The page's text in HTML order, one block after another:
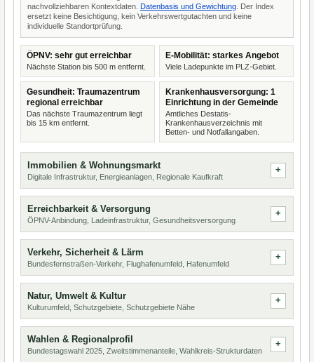
nachvollziehbaren Kontextdaten. Datenbasis und Gewichtung . Der Index
ersetzt keine Besichtigung, kein Verkehrswertgutachten und keine
individuelle Standortprüfung.
ÖPNV: sehr gut erreichbar
Nächste Station bis 500 m entfernt.
E-Mobilität: starkes Angebot
Viele Ladepunkte im PLZ-Gebiet.
Gesundheit: Traumazentrum
regional erreichbar
Das nächste Traumazentrum liegt
bis 15 km entfernt.
Krankenhausversorgung: 1
Einrichtung in der Gemeinde
Amtliches Destatis-
Krankenhausverzeichnis mit
Betten- und Notfallangaben.
Immobilien & Wohnungsmarkt
Digitale Infrastruktur, Energieanlagen, Regionale Kaufkraft
Erreichbarkeit & Versorgung
ÖPNV-Anbindung, Ladeinfrastruktur, Gesundheitsversorgung
Verkehr, Sicherheit & Lärm
Bundesfernstraßen-Verkehr, Flughafenumfeld, Hafenumfeld
Natur, Umwelt & Kultur
Kulturumfeld, Schutzgebiete, Schutzgebiete Nähe
Wahlen & Regionalprofil
Bundestagswahl 2025, Zweitstimmenanteile, Wahlkreis-Strukturdaten